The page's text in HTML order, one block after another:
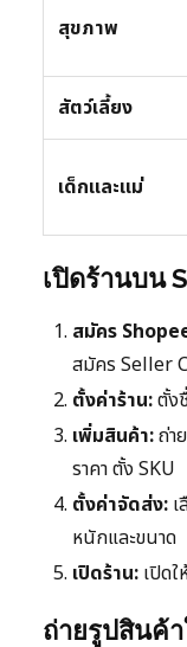
สุขภาพ
สัตว์เลี้ยง
เด็กและแม่
เปิดร้านบน
สมัคร
สมัคร Seller
ตั้งค่าร้าน:ตั้ง
เพิ่มสินค้า:ถ่า
ราคา ตั้ง SKU
ตั้งค่าจัดส่ง:
หนักและขนาด
เปิดร้าน: เปิด
ถ่ายรูปสินค้